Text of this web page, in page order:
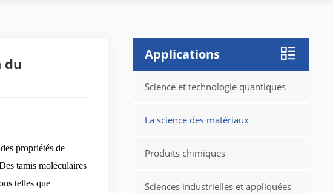
du
propriétés de
tamis moléculaires
telles que
Applications
Science et technologie quantiques
La science des matériaux
Produits chimiques
Sciences industrielles et appliquées